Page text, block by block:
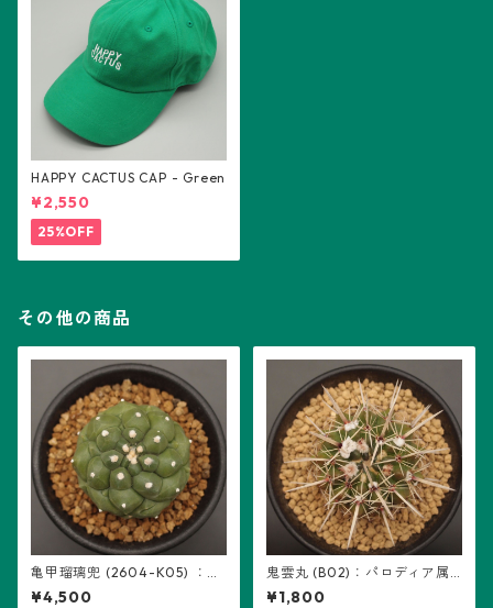
HAPPY CACTUS CAP - Green
¥2,550
25%OFF
その他の商品
亀甲瑠璃兜 (2604-K05) ：ア
ストロフィツム属 ※実生
¥4,500
鬼雲丸 (B02)：パロディア属
※実生
¥1,800